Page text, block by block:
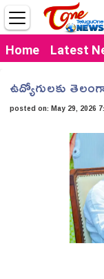
Home Latest
ఉద్యోగులకు
posted on:May 29, 2026